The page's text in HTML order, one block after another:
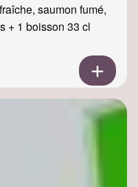
saumon fumé,
+ 1 boisson 33 cl